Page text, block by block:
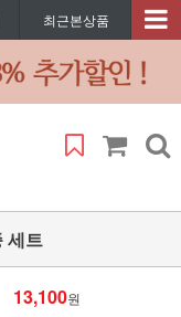
최근본상품
세트
13,100원